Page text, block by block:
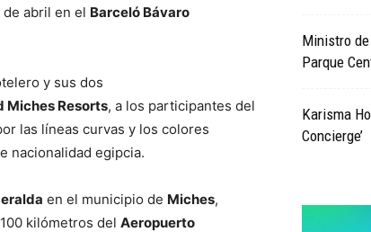
abril en el Barceló Bávaro
y sus dos
Miches Resorts, a los participantes del
las líneas curvas y los colores
nacionalidad egipcia.
en el municipio de Miches,
kilómetros del Aeropuerto
Ministro
Parque
Karisma
Concierge’